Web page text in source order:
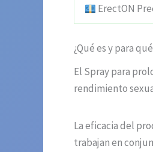
ErectON
¿Qué es y para
El Spray para
rendimiento
La eficacia del
trabajan en